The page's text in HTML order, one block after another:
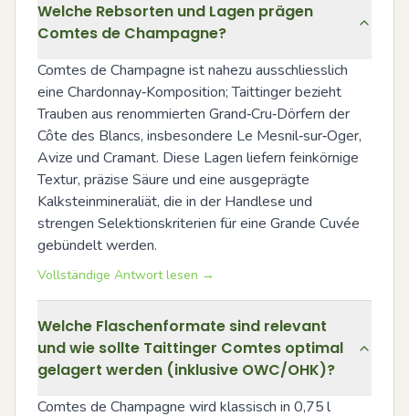
Welche Rebsorten und Lagen prägen
Comtes de Champagne?
Comtes de Champagne ist nahezu ausschliesslich
eine Chardonnay‑Komposition; Taittinger bezieht
Trauben aus renommierten Grand‑Cru‑Dörfern der
Côte des Blancs, insbesondere Le Mesnil‑sur‑Oger,
Avize und Cramant. Diese Lagen liefern feinkörnige
Textur, präzise Säure und eine ausgeprägte
Kalksteinmineraliät, die in der Handlese und
strengen Selektionskriterien für eine Grande Cuvée
gebündelt werden.
Vollständige Antwort lesen →
Welche Flaschenformate sind relevant
und wie sollte Taittinger Comtes optimal
gelagert werden (inklusive OWC/OHK)?
Comtes de Champagne wird klassisch in 0,75 l